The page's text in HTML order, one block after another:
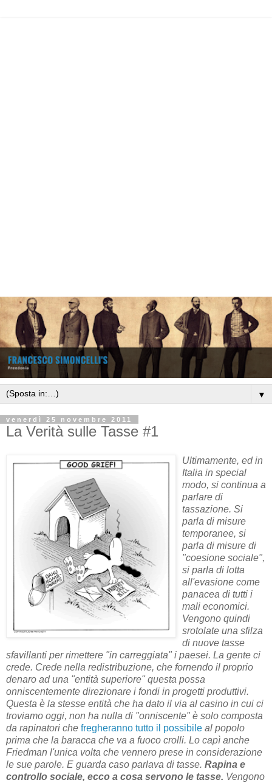
▼
venerdì 25 novembre 2011
La Verità sulle Tasse #1
Ultimamente, ed in
Italia in special
modo, si continua a
parlare di
tassazione. Si
parla di misure
temporanee, si
parla di misure di
"coesione sociale",
si parla di lotta
all'evasione come
panacea di tutti i
mali economici.
Vengono quindi
srotolate una sfilza
di nuove tasse
sfavillanti per rimettere "in carreggiata" i paesei. La gente ci
crede. Crede nella redistribuzione, che fornendo il proprio
denaro ad una "entità superiore" questa possa
onniscentemente direzionare i fondi in progetti produttivi.
Questa è la stesse entità che ha dato il via al casino in cui ci
troviamo oggi, non ha nulla di "onniscente" è solo composta
da rapinatori che fregheranno tutto il possibile al popolo
prima che la baracca che va a fuoco crolli. Lo capì anche
Friedman l'unica volta che vennero prese in considerazione
le sue parole. E guarda caso parlava di tasse. Rapina e
controllo sociale, ecco a cosa servono le tasse. Vengono